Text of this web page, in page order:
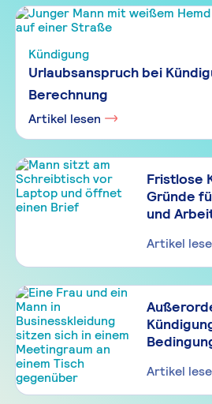
Kündigung
Urlaubsanspruch bei
Berechnung
Artikel lesen
Fristlose
Gründe
und
Artikel
Artikel